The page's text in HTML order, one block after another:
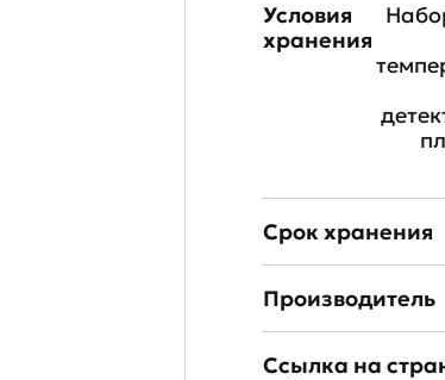
Условия
хранения
Срок хранения
Производитель
Ссылка на